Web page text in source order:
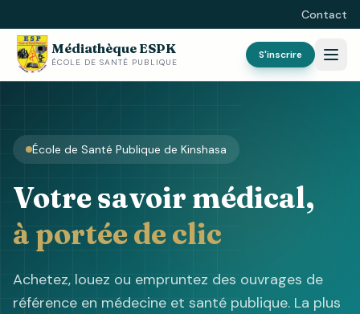
Contact
Médiathèque ESPK
ÉCOLE DE SANTÉ PUBLIQUE
S'inscrire
École de Santé Publique de Kinshasa
Votre savoir médical,
à portée de clic
Achetez, louez ou empruntez des ouvrages de
référence en médecine et santé publique. La plus